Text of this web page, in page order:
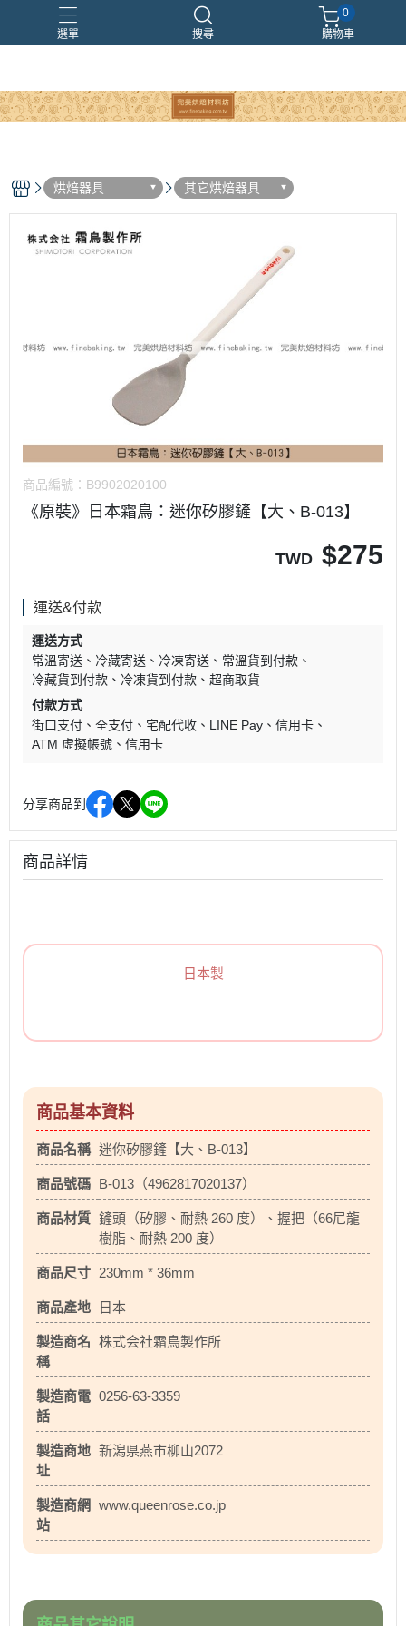
選單 搜尋
0
購物車
烘焙器具 其它烘焙器具
商品編號： B9902020100
《原裝》日本霜鳥：迷你矽膠鏟【大、B-013】
TWD $275
運送&付款
運送方式
常溫寄送
冷藏寄送 冷凍寄送
常溫貨到付款
冷藏貨到付款
冷凍貨到付款
超商取貨
付款方式
街口支付
全支付 宅配代收 LINE Pay
信用卡
ATM 虛擬帳號
信用卡
分享商品到
商品詳情
日本製
商品基本資料
商品名稱 迷你矽膠鏟【大、B-013】
商品號碼 B-013（4962817020137）
商品材質 鏟頭（矽膠、耐熱 260 度）、握把（66尼龍
樹脂、耐熱 200 度）
商品尺寸 230mm * 36mm
商品產地 日本
製造商名
稱
株式会社霜鳥製作所
製造商電
話
0256-63-3359
製造商地
址
新潟県燕市柳山2072
製造商網
站
www.queenrose.co.jp